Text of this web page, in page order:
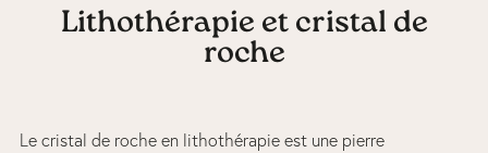
Lithothérapie et cristal de
roche
Le cristal de roche en lithothérapie est une pierre